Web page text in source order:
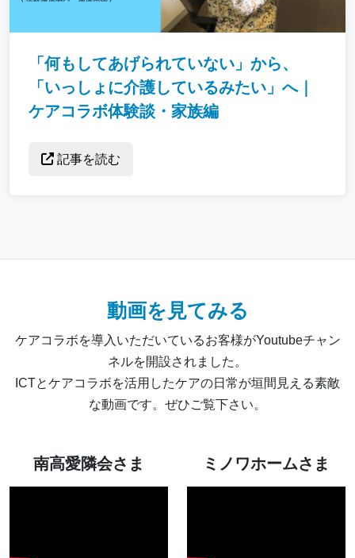
「何もしてあげられていない」から、
「いっしょに介護しているみたい」へ｜
ケアコラボ体験談・家族編
記事を読む
動画を見てみる
ケアコラボを導入いただいているお客様がYoutubeチャン
ネルを開設されました。
ICTとケアコラボを活用したケアの日常が垣間見える素敵
な動画です。ぜひご覧下さい。
南高愛隣会さま ミノワホームさま